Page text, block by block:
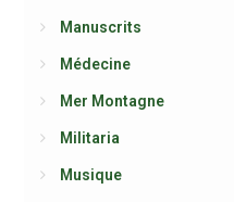
Manuscrits
Médecine
Mer Montagne
Militaria
Musique